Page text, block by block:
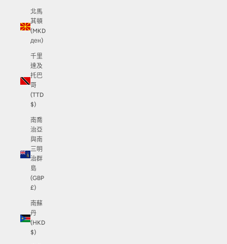
北馬
其頓
(MKD
ден)
千里
達及
托巴
哥
(TTD
$)
南喬
治亞
與南
三明
治群
島
(GBP
£)
南蘇
丹
(HKD
$)